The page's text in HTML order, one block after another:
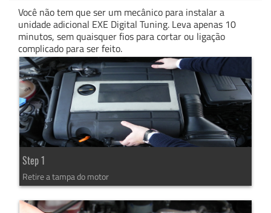
Você não tem que ser um mecânico para instalar a
unidade adicional EXE Digital Tuning. Leva apenas 10
minutos, sem quaisquer fios para cortar ou ligação
complicado para ser feito.
Step 1
Retire a tampa do motor